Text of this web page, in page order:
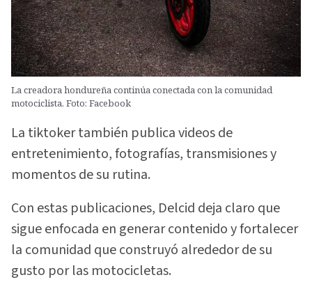
La creadora hondureña continúa conectada con la comunidad
motociclista. Foto: Facebook
La tiktoker también publica videos de
entretenimiento, fotografías, transmisiones y
momentos de su rutina.
Con estas publicaciones, Delcid deja claro que
sigue enfocada en generar contenido y fortalecer
la comunidad que construyó alrededor de su
gusto por las motocicletas.